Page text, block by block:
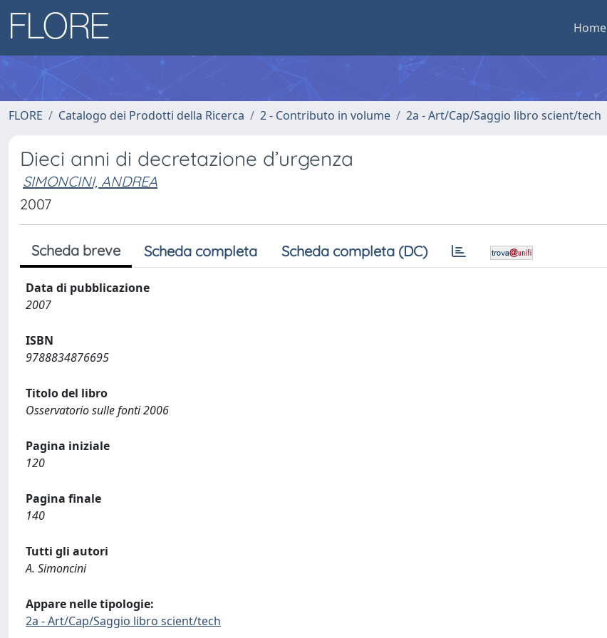
Home
FLORE Catalogo dei Prodotti della Ricerca 2 - Contributo in volume 2a - Art/Cap/Saggio libro scient/tech
Dieci anni di decretazione d’urgenza
SIMONCINI, ANDREA
2007
Scheda breve Scheda completa Scheda completa (DC)
Data di pubblicazione
2007
ISBN
9788834876695
Titolo del libro
Osservatorio sulle fonti 2006
Pagina iniziale
120
Pagina finale
140
Tutti gli autori
A. Simoncini
Appare nelle tipologie:
2a - Art/Cap/Saggio libro scient/tech